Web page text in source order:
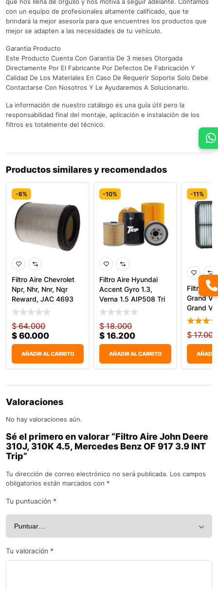
que nos llena de orgullo y nos motiva a seguir adelante. Contamos
con un equipo de profesionales altamente calificado, que te
brindará la mejor asesoría para que encuentres los productos que
mejor se adapten a las necesidades de tu vehículo.
Garantia Producto
Este Producto Cuenta Con Garantia De 3 meses Otorgada
Directamente Por El Fabricante Por Defectos De Fabricación Y
Calidad De Los Materiales En Caso De Requerir Soporte Solo Debe
Contactarse Con Nosotros Y Le Ayudaremos A Solucionarlo.
La información de nuestro catálogo es una guía útil pero la
responsabilidad final del montaje, aplicación e instalación de los
filtros es totalmente del técnico.
Productos similares y recomendados
-6%
Filtro Aire Chevrolet
Npr, Nhr, Nnr, Nqr
Reward, JAC 4693
$64.000
$ 60.000
AÑADIR AL CARRITO
-10%
Filtro Aire Hyundai
Accent Gyro 1.3,
Verna 1.5 AIP508 Tri
$18.000
$ 16.200
AÑADIR AL CARRITO
-11%
Filtro
Grand
Grand
$17.000
AÑADIR
Valoraciones
No hay valoraciones aún.
Sé el primero en valorar “Filtro Aire John Deere
310J, 310K 4.5, Mercedes Benz OF 917 3.9 INT
Trip”
Tu dirección de correo electrónico no será publicada. Los campos
obligatorios están marcados con *
Tu puntuación *
Tu valoración *